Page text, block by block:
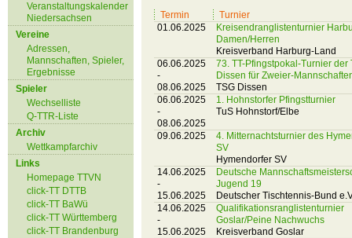
Veranstaltungskalender
Niedersachsen
Vereine
Adressen,
Mannschaften, Spieler,
Ergebnisse
Spieler
Wechselliste
Q-TTR-Liste
Archiv
Wettkampfarchiv
Links
Homepage TTVN
click-TT DTTB
click-TT BaWü
click-TT Württemberg
click-TT Brandenburg
Termin
Turnier
01.06.2025
Kreisendranglistenturnier
Damen/Herren
Kreisverband Harburg-Land
06.06.2025
-
08.06.2025
73. TT-Pfingstpokal-Turnier der
Dissen für Zweier-
TSG Dissen
06.06.2025
-
08.06.2025
1. Hohnstorfer Pfingstturnier
TuS Hohnstorf/Elbe
09.06.2025
4. Mitternachtsturnier des
SV
Hymendorfer SV
14.06.2025
-
15.06.2025
Deutsche
Jugend 19
Deutscher Tischtennis-Bund
14.06.2025
-
15.06.2025
Qualifikationsranglistenturnier
Goslar/Peine Nachwuchs
Kreisverband Goslar